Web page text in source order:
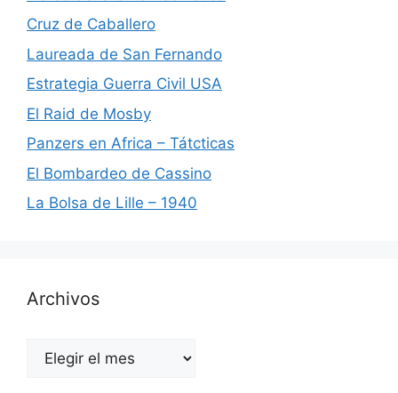
Cruz de Caballero
Laureada de San Fernando
Estrategia Guerra Civil USA
El Raid de Mosby
Panzers en Africa – Tátcticas
El Bombardeo de Cassino
La Bolsa de Lille – 1940
Archivos
Archivos